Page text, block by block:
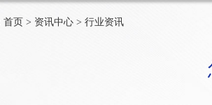
首页 > 资讯中心 > 行业资讯